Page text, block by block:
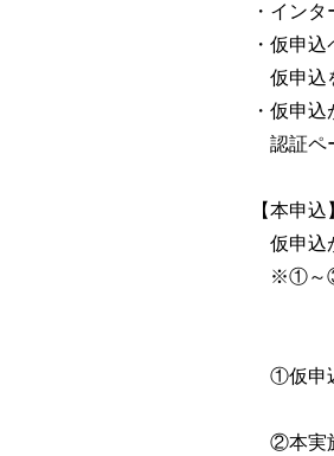
・イン
・仮申
仮申込
・仮申
認証ペ
【本申込
仮申込
※①～③
①仮申
②本実